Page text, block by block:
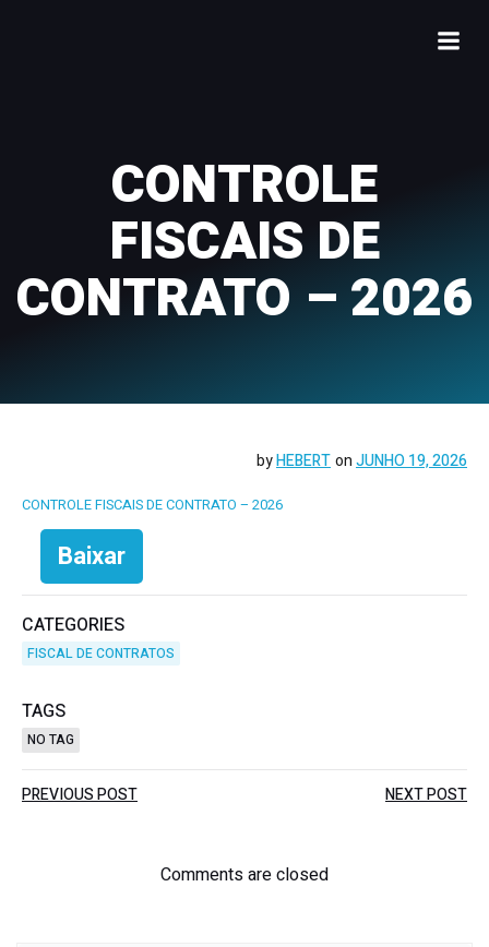
CONTROLE
FISCAIS DE
CONTRATO – 2026
byHEBERTonJUNHO 19, 2026
CONTROLE FISCAIS DE CONTRATO – 2026
Baixar
CATEGORIES
FISCAL DE CONTRATOS
TAGS
NO TAG
PREVIOUS POST NEXT POST
Comments are closed